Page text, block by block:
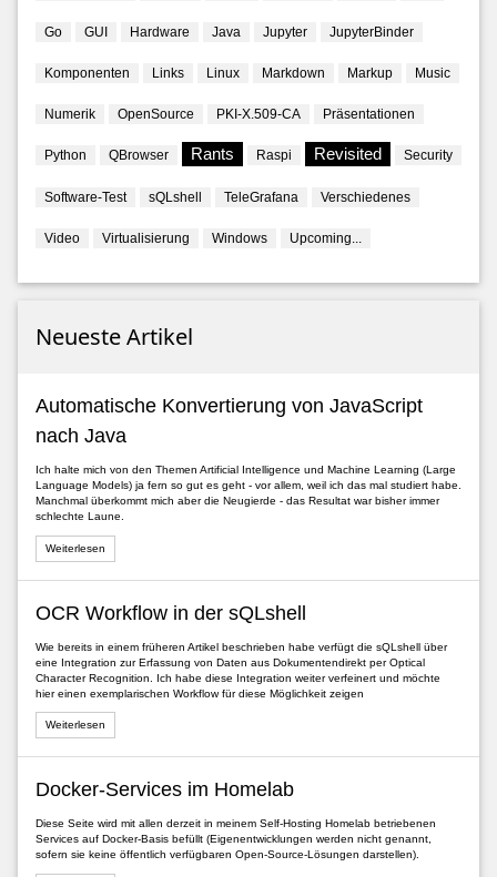
Go GUI Hardware Java Jupyter JupyterBinder
Komponenten Links Linux Markdown Markup Music
Numerik OpenSource PKI-X.509-CA Präsentationen
Python QBrowser Rants Raspi Revisited Security
Software-Test sQLshell TeleGrafana Verschiedenes
Video Virtualisierung Windows Upcoming...
Neueste Artikel
Automatische Konvertierung von JavaScript
nach Java
Ich halte mich von den Themen Artificial Intelligence und Machine Learning (Large
Language Models) ja fern so gut es geht - vor allem, weil ich das mal studiert habe.
Manchmal überkommt mich aber die Neugierde - das Resultat war bisher immer
schlechte Laune.
Weiterlesen
OCR Workflow in der sQLshell
Wie bereits in einem früheren Artikel beschrieben habe verfügt die sQLshell über
eine Integration zur Erfassung von Daten aus Dokumentendirekt per Optical
Character Recognition. Ich habe diese Integration weiter verfeinert und möchte
hier einen exemplarischen Workflow für diese Möglichkeit zeigen
Weiterlesen
Docker-Services im Homelab
Diese Seite wird mit allen derzeit in meinem Self-Hosting Homelab betriebenen
Services auf Docker-Basis befüllt (Eigenentwicklungen werden nicht genannt,
sofern sie keine öffentlich verfügbaren Open-Source-Lösungen darstellen).